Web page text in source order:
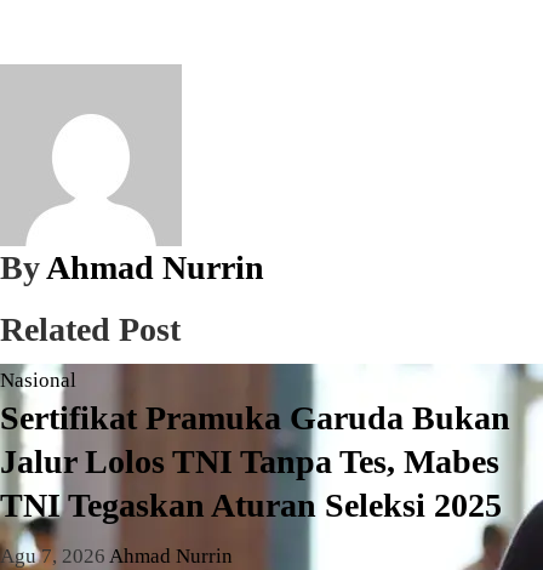
ByAhmad Nurrin
Related Post
Nasional
Sertifikat Pramuka Garuda Bukan
Jalur Lolos TNI Tanpa Tes, Mabes
TNI Tegaskan Aturan Seleksi 2025
Agu 7, 2026 Ahmad Nurrin